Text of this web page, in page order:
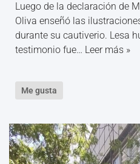
Luego de la declaración de
Oliva enseñó las
durante su cautiverio. Lesa
testimonio fue… Leer más »
Me gusta